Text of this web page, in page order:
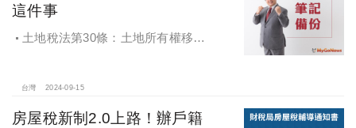
這件事
土地稅法第30條：土地所有權移轉
台灣 2024-09-15
房屋稅新制2.0上路！辦戶籍